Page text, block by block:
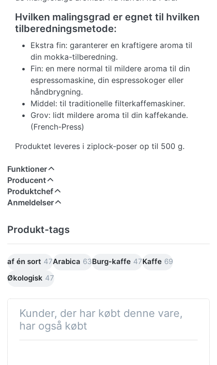
Hvilken malingsgrad er egnet til hvilken
tilberedningsmetode:
Ekstra fin: garanterer en kraftigere aroma til
din mokka-tilberedning.
Fin: en mere normal til mildere aroma til din
espressomaskine, din espressokoger eller
håndbrygning.
Middel: til traditionelle filterkaffemaskiner.
Grov: lidt mildere aroma til din kaffekande.
(French-Press)
Produktet leveres i ziplock-poser op til 500 g.
Funktioner
Producent
Produktchef
Anmeldelser
Produkt-tags
af én sort 47Arabica 63Burg-kaffe 47Kaffe 69
Økologisk 47
Kunder, der har købt denne vare,
har også købt